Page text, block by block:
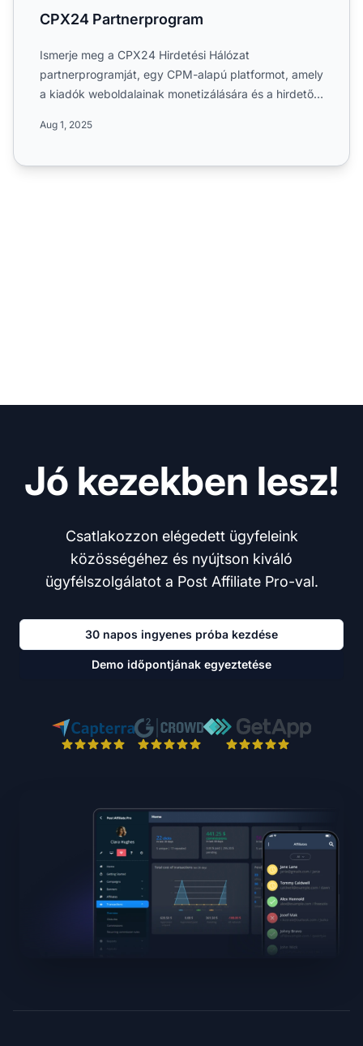
CPX24 Partnerprogram
Ismerje meg a CPX24 Hirdetési Hálózat
partnerprogramját, egy CPM-alapú platformot, amely
a kiadók weboldalainak monetizálására és a hirdetők
Aug 1, 2025
Jó kezekben lesz!
Csatlakozzon elégedett ügyfeleink
közösségéhez és nyújtson kiváló
ügyfélszolgálatot a Post Affiliate Pro-val.
30 napos ingyenes próba kezdése
Demo időpontjának egyeztetése